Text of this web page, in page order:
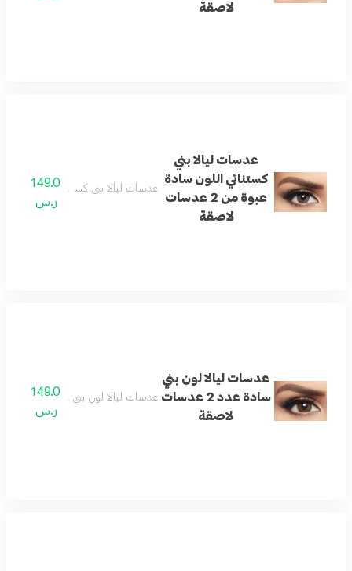
لاصقة
عدسات ليالا بني
كستنائي اللون سادة
عبوة من 2 عدسات
لاصقة
عدسات ليالا بني كستنائي اللون سادة عبوة من 2
149.0
ر.س
عدسات ليالا لون بني
سادة عدد 2 عدسات
لاصقة
عدسات ليالا لون بني سادة عدد 2 عدسات لاصقة
149.0
ر.س